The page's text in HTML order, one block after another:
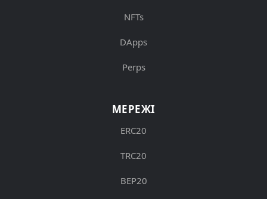
NFTs
DApps
Perps
МЕРЕЖІ
ERC20
TRC20
BEP20